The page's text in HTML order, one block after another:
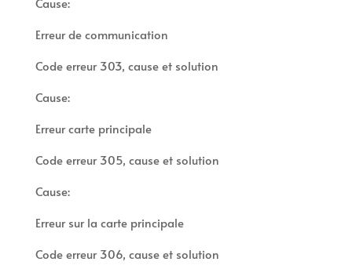
Erreur de communication
Code erreur 303, cause et solution
Cause:
Erreur carte principale
Code erreur 305, cause et solution
Cause:
Erreur sur la carte principale
Code erreur 306, cause et solution